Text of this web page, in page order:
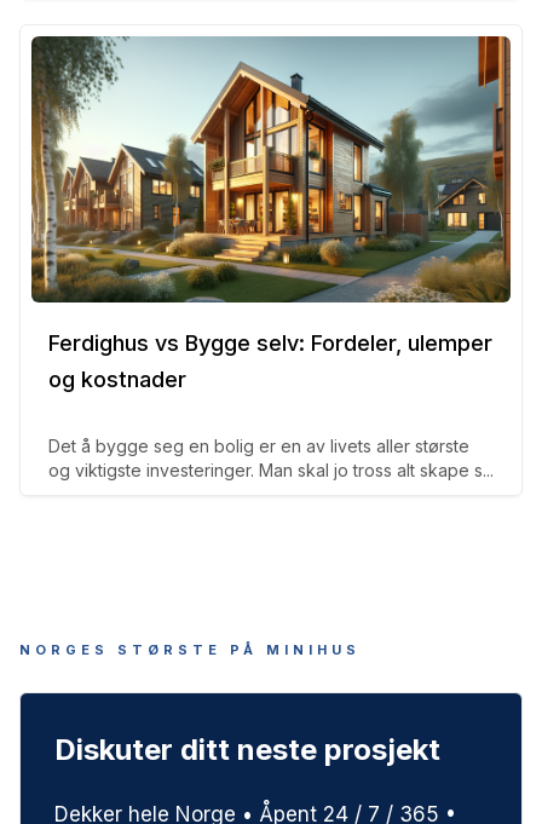
Ferdighus vs Bygge selv: Fordeler, ulemper
og kostnader
Det å bygge seg en bolig er en av livets aller største
og viktigste investeringer. Man skal jo tross alt skape s...
NORGES STØRSTE PÅ MINIHUS
Diskuter ditt neste prosjekt
Dekker hele Norge • Åpent 24 / 7 / 365 •